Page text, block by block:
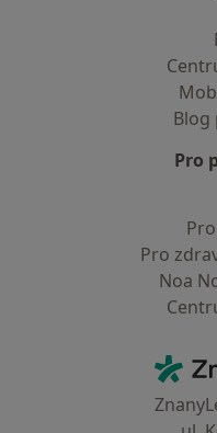
Blog
Pro
Pro
Noa